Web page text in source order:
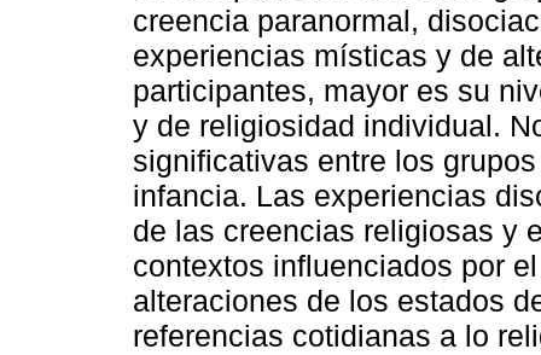
creencia paranormal,
experiencias místicas y de
participantes, mayor es su
y de religiosidad individual.
significativas entre los
infancia. Las experiencias
de las creencias religiosas y
contextos influenciados por
alteraciones de los estados
referencias cotidianas a lo